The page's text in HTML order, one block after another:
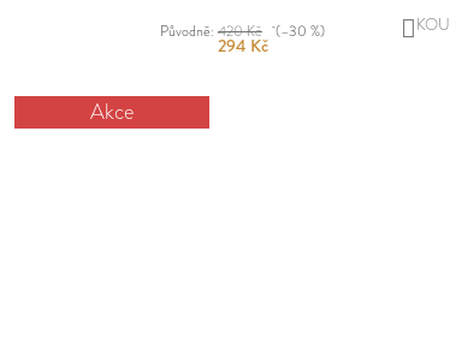
Původně: 420 Kč (–30 %)
294 Kč
DO
Akce